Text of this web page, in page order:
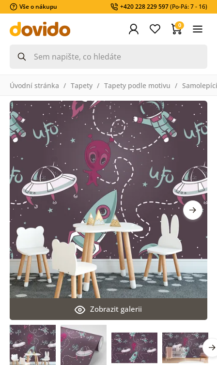
Vše o nákupu +420 228 229 597(Po-Pá: 7 - 16)
0
Úvodní stránka Tapety Tapety podle motivu
Zobrazit galerii